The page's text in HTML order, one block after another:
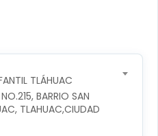
TLÁHUAC
BARRIO SAN
TLAHUAC,CIUDAD